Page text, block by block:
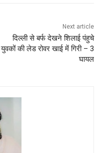
Next article
दिल्ली से बर्फ देखने शिलाई पंहुचे
युवकों की लेड रोवर खाई में गिरी – 3
घायल